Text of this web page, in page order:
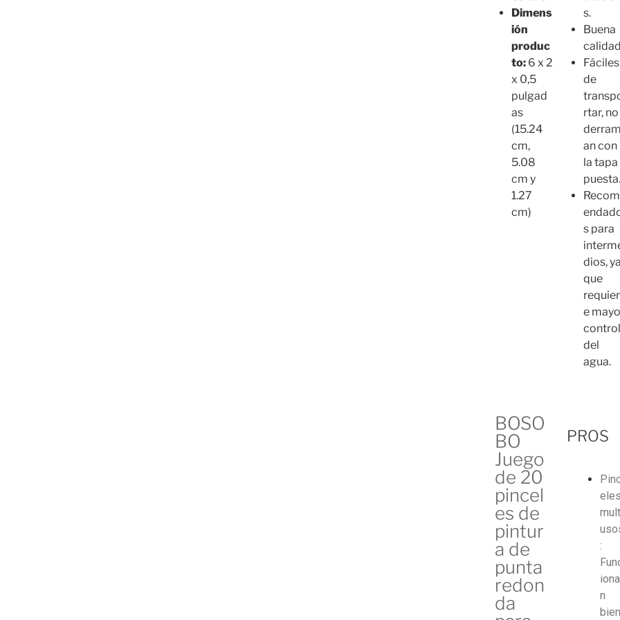
Dimens
ión
produc
to:6 x 2
x 0,5
pulgad
as
(15.24
cm,
5.08
cm y
1.27
cm)
s.
Buena
Fáciles
de
rtar, no
derram
an con
la tapa
puesta.
Recom
s para
dios, ya
que
requier
e
control
del
agua.
BOSO
BO
Juego
de 20
pincel
es de
pintur
a de
punta
redon
da
PROS
eles
:
iona
n
bien